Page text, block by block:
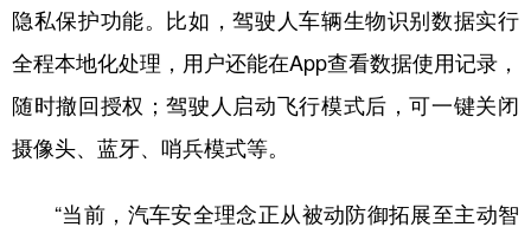
隐私保护功能。比如，驾驶人车辆生物识别数据实行
全程本地化处理，用户还能在App查看数据使用记录，
随时撤回授权；驾驶人启动飞行模式后，可一键关闭
摄像头、蓝牙、哨兵模式等。
“当前，汽车安全理念正从被动防御拓展至主动智